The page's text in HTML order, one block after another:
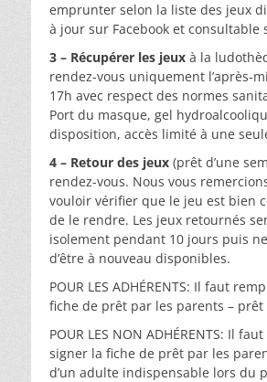
emprunter selon la liste des jeux
à jour sur Facebook et consultable
3 – Récupérer les jeux à la
rendez-vous uniquement l’après-
17h avec respect des normes
Port du masque, gel
disposition, accès limité à une
4 – Retour des jeux (prêt d’une
rendez-vous. Nous vous
vouloir vérifier que le jeu est bien
de le rendre. Les jeux retournés
isolement pendant 10 jours puis
d’être à nouveau disponibles.
POUR LES ADHÉRENTS: Il faut
fiche de prêt par les parents –
POUR LES NON ADHÉRENTS: Il
signer la fiche de prêt par les
d’un adulte indispensable lors du